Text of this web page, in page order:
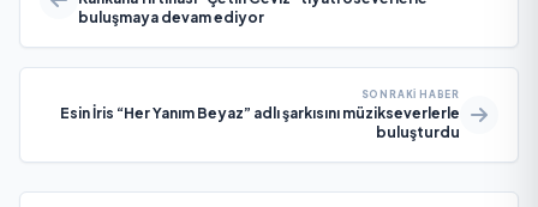
buluşmaya devam ediyor
SONRAKI HABER
Esin İris “Her Yanım Beyaz” adlı şarkısını müzikseverlerle
buluşturdu